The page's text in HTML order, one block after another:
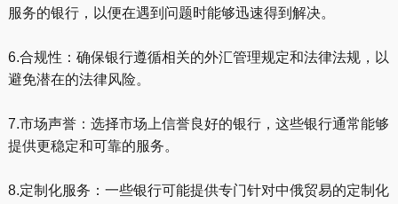
服务的银行，以便在遇到问题时能够迅速得到解决。
6.合规性：确保银行遵循相关的外汇管理规定和法律法规，以
避免潜在的法律风险。
7.市场声誉：选择市场上信誉良好的银行，这些银行通常能够
提供更稳定和可靠的服务。
8.定制化服务：一些银行可能提供专门针对中俄贸易的定制化